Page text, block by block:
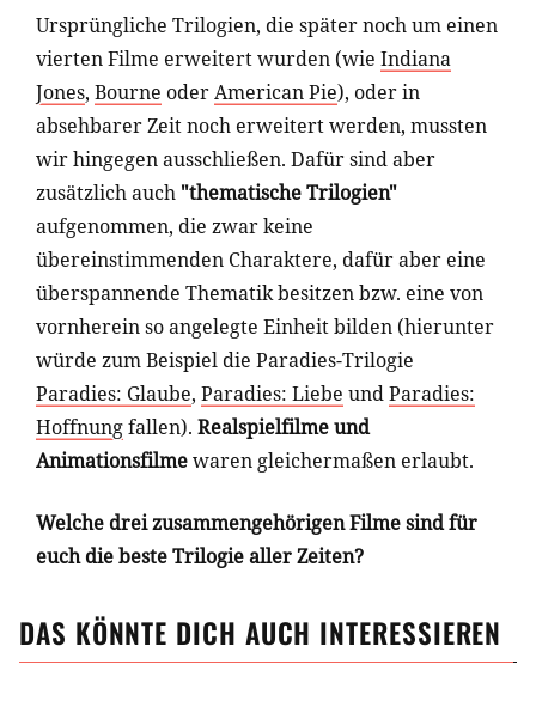
Ursprüngliche Trilogien, die später noch um einen
vierten Filme erweitert wurden (wie Indiana
Jones, Bourne oderAmerican Pie), oder in
absehbarer Zeit noch erweitert werden, mussten
wir hingegen ausschließen. Dafür sind aber
zusätzlich auch "thematische Trilogien"
aufgenommen, die zwar keine
übereinstimmenden Charaktere, dafür aber eine
überspannende Thematik besitzen bzw. eine von
vornherein so angelegte Einheit bilden (hierunter
würde zum Beispiel die Paradies-Trilogie
Paradies: Glaube, Paradies: Liebe undParadies:
Hoffnungfallen). Realspielfilme und
Animationsfilmewaren gleichermaßen erlaubt.
Welche drei zusammengehörigen Filme sind für
euch die beste Trilogie aller Zeiten?
DAS KÖNNTE DICH AUCH INTERESSIEREN